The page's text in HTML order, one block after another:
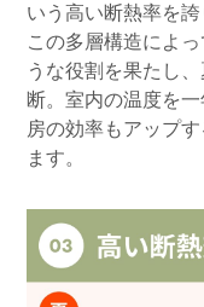
いう高い断熱率を誇
この多層構造によ
うな役割を果たし
断。室内の温度を
房の効率もアップ
ます。